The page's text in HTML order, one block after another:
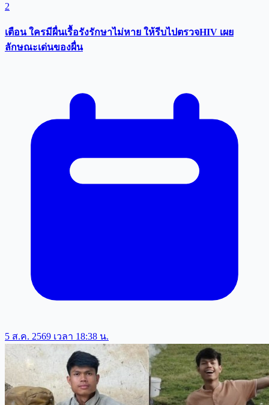
2
เตือน ใครมีผื่นเรื้อรังรักษาไม่หาย ให้รีบไปตรวจHIV เผย
ลักษณะเด่นของผื่น
5 ส.ค. 2569 เวลา 18:38 น.